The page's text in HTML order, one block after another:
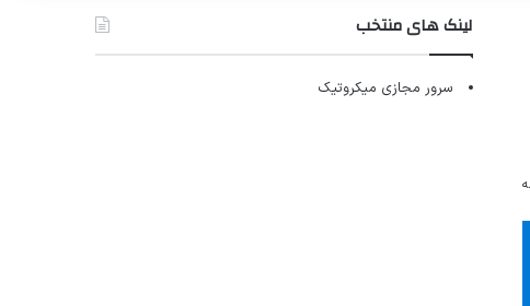
لینک های منتخب
سرور مجازی میکروتیک